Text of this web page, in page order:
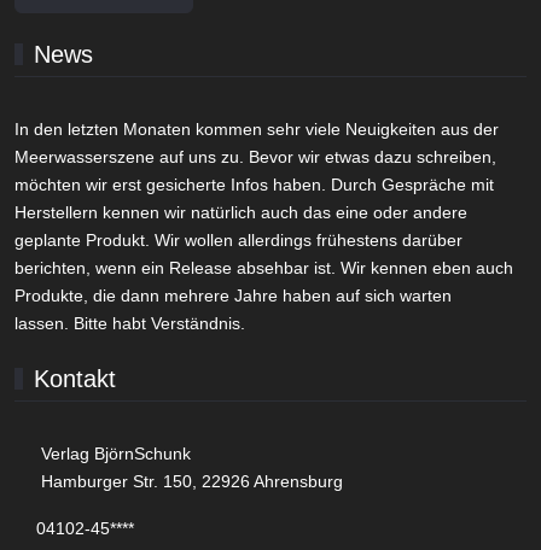
News
In den letzten Monaten kommen sehr viele Neuigkeiten aus der
Meerwasserszene auf uns zu. Bevor wir etwas dazu schreiben,
möchten wir erst gesicherte Infos haben. Durch Gespräche mit
Herstellern kennen wir natürlich auch das eine oder andere
geplante Produkt. Wir wollen allerdings frühestens darüber
berichten, wenn ein Release absehbar ist. Wir kennen eben auch
Produkte, die dann mehrere Jahre haben auf sich warten
lassen. Bitte habt Verständnis.
Kontakt
Verlag BjörnSchunk
Hamburger Str. 150, 22926 Ahrensburg
04102-45****